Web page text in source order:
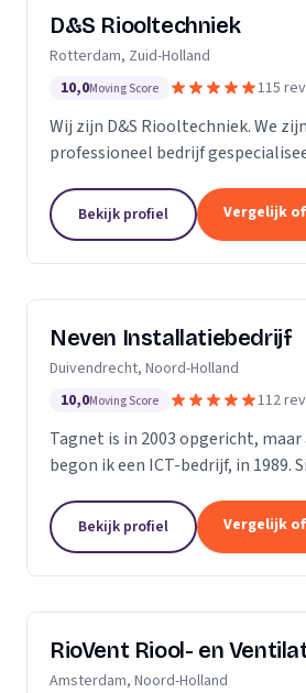
D&S Riooltechniek
Rotterdam, Zuid-Holland
10,0Moving Score 115
Wij zijn D&S Riooltechniek. We
professioneel bedrijf
klanten zo goed en zo snel
kunnen zijn....
Bekijk profiel Vergelijk
Neven Installatiebedrijf
Duivendrecht, Noord-Holland
10,0Moving Score 112
Tagnet is in 2003 opgericht, maar
begon ik een ICT-bedrijf, in 1989.
te vertellen. Wat niet gewijzigd is
Bekijk profiel Vergelijk
RioVent Riool- en
Amsterdam, Noord-Holland